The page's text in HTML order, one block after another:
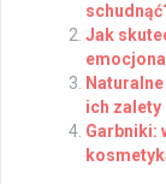
Jak
ich zalety
Garbniki: